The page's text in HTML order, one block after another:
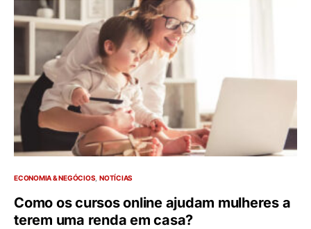
ECONOMIA & NEGÓCIOS NOTÍCIAS
Como os cursos online ajudam mulheres a
terem uma renda em casa?